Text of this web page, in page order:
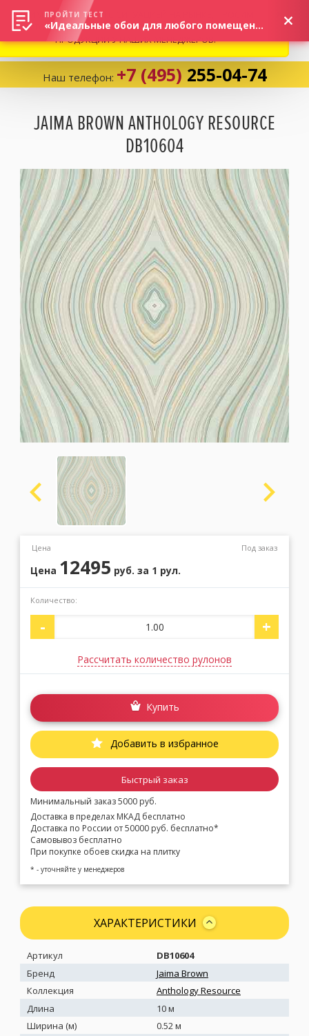
Корзина:0
Избранное:0 товаров
Каталог
Компания
Личный кабинет
Москва (сменить город)
Заказать обратный звонок
Наш телефон: +7 (495) 255-04-74
JAIMA BROWN ANTHOLOGY RESOURCE
DB10604
Цена Под заказ
Цена 12495 руб. за 1 рул.
Количество:
- +
Рассчитать количество рулонов
Купить
Добавить в избранное
Быстрый заказ
Минимальный заказ 5000 руб.
Доставка в пределах МКАД бесплатно
Доставка по России от 50000 руб. бесплатно*
Самовывоз бесплатно
При покупке обоев скидка на плитку
* - уточняйте у менеджеров
ХАРАКТЕРИСТИКИ
Артикул
DB10604
Бренд
Jaima Brown
Коллекция
Anthology Resource
Длина
10 м
Ширина (м)
0.52 м
ВНИМАНИЕ! В СВЯЗИ С СИТУАЦИЕЙ НА РЫНКЕ, ПРОСИМ
УТОЧНЯТЬ АКТУАЛЬНУЮ СТОИМОСТЬ И НАЛИЧИЕ
ПРОДУКЦИИ У НАШИХ МЕНЕДЖЕРОВ.
ПРОЙТИ ТЕСТ
«Идеальные обои для любого помещения!»